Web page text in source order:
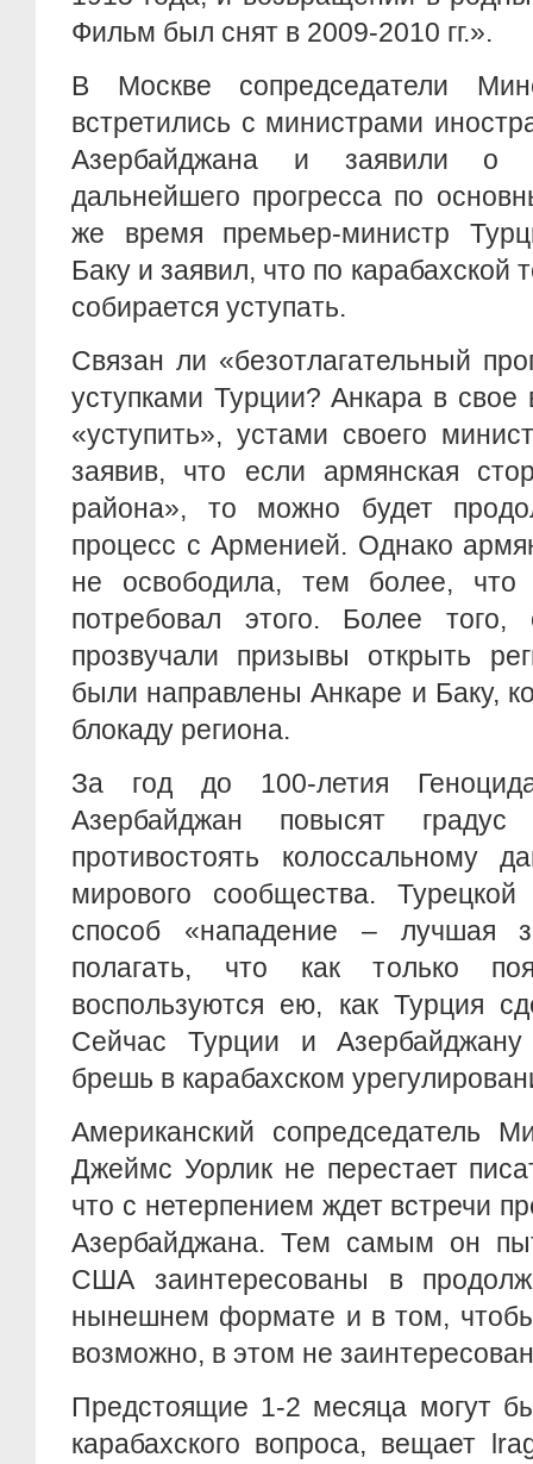
Фильм был снят в 2009-2010 гг.».
В Москве сопредседатели
встретились с министрами
Азербайджана и заявили о
дальнейшего прогресса по
же время премьер-министр
Баку и заявил, что по карабахской
собирается уступать.
Связан ли «безотлагательный
уступками Турции? Анкара в
«уступить», устами своего
заявив, что если армянская
района», то можно будет
процесс с Арменией. Однако
не освободила, тем более,
потребовал этого. Более
прозвучали призывы открыть
были направлены Анкаре и Баку,
блокаду региона.
За год до 100-летия
Азербайджан повысят градус
противостоять колоссальному
мирового сообщества.
способ «нападение – лучшая
полагать, что как только
воспользуются ею, как Турция
Сейчас Турции и
брешь в карабахском
Американский сопредседатель
Джеймс Уорлик не перестает
что с нетерпением ждет встречи
Азербайджана. Тем самым он
США заинтересованы в
нынешнем формате и в том,
возможно, в этом не
Предстоящие 1-2 месяца могут
карабахского вопроса, вещает